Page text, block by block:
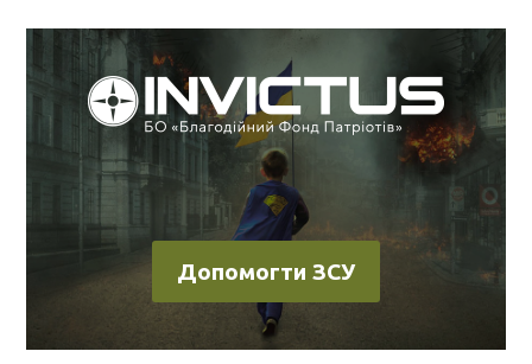
Допомогти ЗСУ